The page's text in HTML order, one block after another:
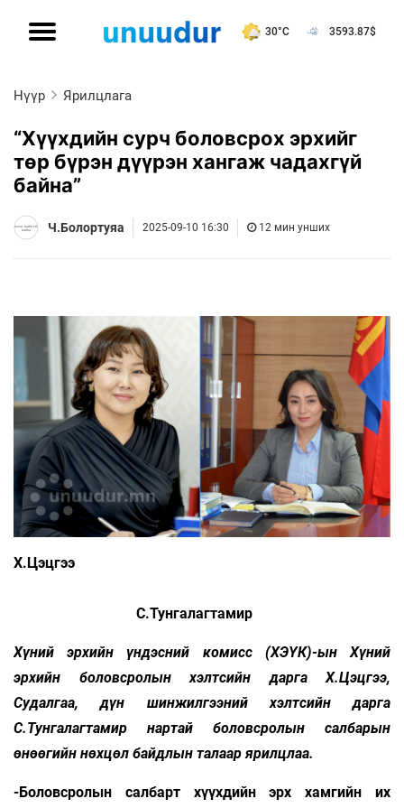
30°C 3593.87$
Нүүр Ярилцлага
“Хүүхдийн сурч боловсрох эрхийг
төр бүрэн дүүрэн хангаж чадахгүй
байна”
Ч.Болортуяа 2025-09-10 16:30 12 мин унших
Х.Цэцгээ
С.Тунгалагтамир
Хүний эрхийн үндэсний комисс (ХЭҮК)-ын Хүний
эрхийн боловсролын хэлтсийн дарга Х.Цэцгээ,
Судалгаа, дүн шинжилгээний хэлтсийн дарга
С.Тунгалагтамир нартай боловсролын салбарын
өнөөгийн нөхцөл байдлын талаар ярилцлаа.
-Боловсролын салбарт хүүхдийн эрх хамгийн их